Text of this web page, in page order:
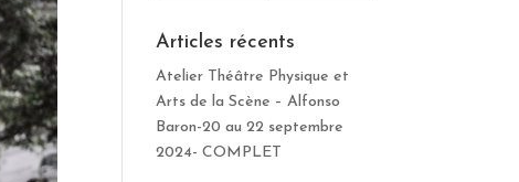
Articles récents
Atelier Théâtre Physique et
Arts de la Scène – Alfonso
Baron-20 au 22 septembre
2024- COMPLET